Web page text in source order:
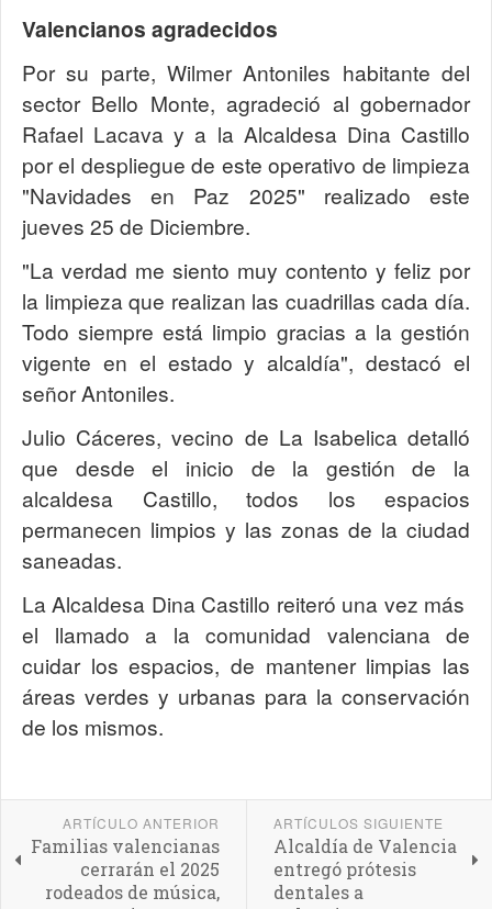
Valencianos agradecidos
Por su parte, Wilmer Antoniles habitante del
sector Bello Monte, agradeció al gobernador
Rafael Lacava y a la Alcaldesa Dina Castillo
por el despliegue de este operativo de limpieza
"Navidades en Paz 2025" realizado este
jueves 25 de Diciembre.
"La verdad me siento muy contento y feliz por
la limpieza que realizan las cuadrillas cada día.
Todo siempre está limpio gracias a la gestión
vigente en el estado y alcaldía", destacó el
señor Antoniles.
Julio Cáceres, vecino de La Isabelica detalló
que desde el inicio de la gestión de la
alcaldesa Castillo, todos los espacios
permanecen limpios y las zonas de la ciudad
saneadas.
La Alcaldesa Dina Castillo reiteró una vez más
el llamado a la comunidad valenciana de
cuidar los espacios, de mantener limpias las
áreas verdes y urbanas para la conservación
de los mismos.
ARTÍCULO ANTERIOR
Familias valencianas
cerrarán el 2025
rodeados de música,
ARTÍCULOS SIGUIENTE
Alcaldía de Valencia
entregó prótesis
dentales a